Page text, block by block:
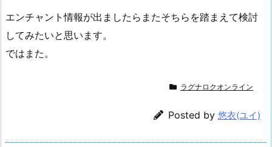
エンチャント情報が出ましたらまたそちらを踏まえて検討
してみたいと思います。
ではまた。
ラグナロクオンライン
Posted by 悠衣(ユイ)